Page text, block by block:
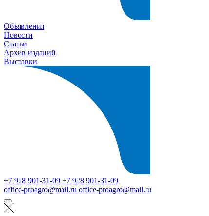
Объявления
Новости
Статьи
Архив изданий
Выставки
+7 928 901-31-09 +7 928 901-31-09
office-proagro@mail.ru office-proagro@mail.ru